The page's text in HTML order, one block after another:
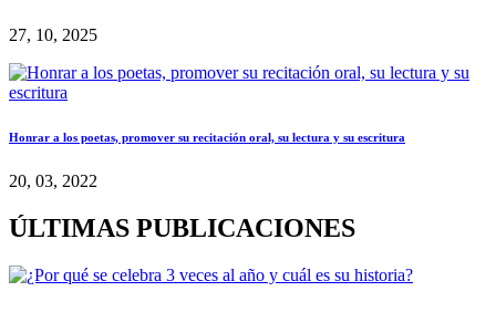
27, 10, 2025
Honrar a los poetas, promover su recitación oral, su lectura y su escritura
20, 03, 2022
ÚLTIMAS PUBLICACIONES